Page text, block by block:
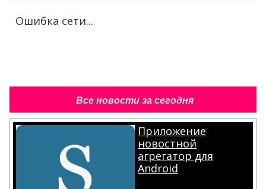
Ошибка сети...
Все новости за сегодня
Приложение
новостной
агрегатор для
Android
.